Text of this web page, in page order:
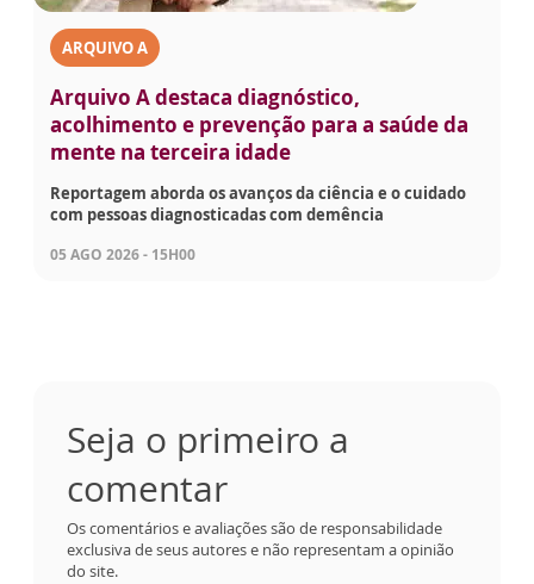
ARQUIVO A
Arquivo A destaca diagnóstico,
acolhimento e prevenção para a saúde da
mente na terceira idade
Reportagem aborda os avanços da ciência e o cuidado
com pessoas diagnosticadas com demência
05 AGO 2026 - 15H00
Seja o primeiro a
comentar
Os comentários e avaliações são de responsabilidade
exclusiva de seus autores e não representam a opinião
do site.